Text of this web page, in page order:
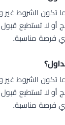
تكون الشروط غير
أو لا تستطيع
فرصة مناسبة.
تكون الشروط غير
أو لا تستطيع
فرصة مناسبة.